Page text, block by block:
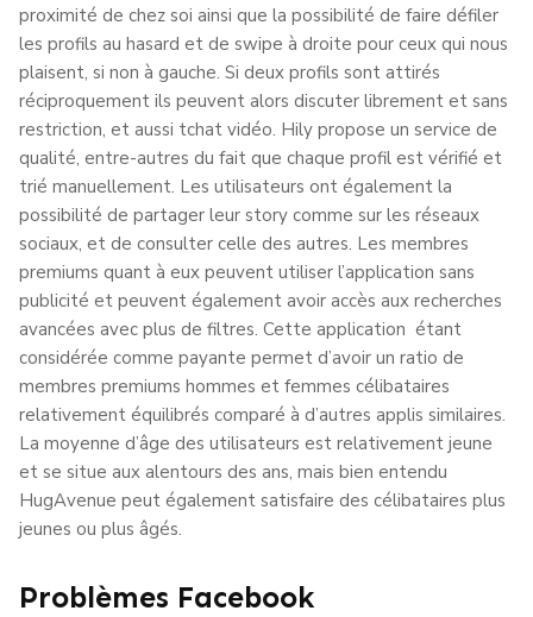
proximité de chez soi ainsi que la possibilité de faire défiler
les profils au hasard et de swipe à droite pour ceux qui nous
plaisent, si non à gauche. Si deux profils sont attirés
réciproquement ils peuvent alors discuter librement et sans
restriction, et aussi tchat vidéo. Hily propose un service de
qualité, entre-autres du fait que chaque profil est vérifié et
trié manuellement. Les utilisateurs ont également la
possibilité de partager leur story comme sur les réseaux
sociaux, et de consulter celle des autres. Les membres
premiums quant à eux peuvent utiliser l’application sans
publicité et peuvent également avoir accès aux recherches
avancées avec plus de filtres. Cette application étant
considérée comme payante permet d’avoir un ratio de
membres premiums hommes et femmes célibataires
relativement équilibrés comparé à d’autres applis similaires.
La moyenne d’âge des utilisateurs est relativement jeune
et se situe aux alentours des ans, mais bien entendu
HugAvenue peut également satisfaire des célibataires plus
jeunes ou plus âgés.
Problèmes Facebook